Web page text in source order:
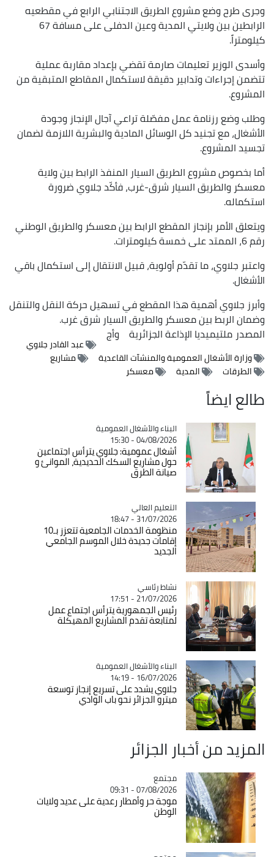
وجرى طرح وضع مشروع الطريق الاجتنابي الرابع في مقطعيه
الرابطين بين ولايتي المدية وعين الدفلى على مسافة 67
كيلومتراً.
وأسدى الوزير تعليمات صارمة تقضي بإعداد مقاربة عملية
تتضمن إجراءات وتدابير دقيقة لاستكمال المقاطع المتبقية من
المشروع.
وطلب وضع رزنامة عمل مفصّلة تراعي آجال الإنجاز وجودة
الأشغال، مع تجنيد كل الوسائل المادية والبشرية اللازمة لضمان
تجسيد المشروع.
أما بخصوص مشروع الطريق السيار المنفذ الرابط بين ولاية
معسكر والطريق السيار شرق-غرب، فأكّد جلاوي ضرورة
استكماله.
ويتعلق الأمر بإنجاز المقطع الرابط بين معسكر والطريق الوطني
رقم 6، الممتد على خمسة كيلومترات.
واعتبر جلاوي، ما تقدّم أولوية، قبيل الانتقال إلى استكمال باقي
الأشغال.
وأبرز جلاوي أهمية هذا المقطع في تسهيل حركة النقل والتنقل
وضمان الربط بين معسكر والطريق السيار شرق غرب.
المصدرملتيميديا الإذاعة الجزائرية وأج
عبد القادر جلاوي
وزارة الأشغال العمومية والمنشآت القاعدية
مشاريع
الطرقات
المدية معسكر
طالع ايضاً
Catégorie
البناء والأشغال العمومية
04/08/2026 - 15:30
أشغال عمومية: جلاوي يترأس اجتماعين
حول مشاريع السكك الحديدية، الموانئ و
صيانة الطرق
Catégorie
التعليم العالي
31/07/2026 - 18:47
منظومة الخدمات الجامعية تتعزز بـ10
إقامات جديدة خلال الموسم الجامعي
الجديد
Catégorie
نشاط رئاسي
21/07/2026 - 17:51
رئيس الجمهورية يترأس اجتماع عمل
لمتابعة تقدم المشاريع المهيكلة
Catégorie
البناء والأشغال العمومية
16/07/2026 - 14:19
جلاوي يشدد على تسريع إنجاز توسعة
ميترو الجزائر نحو باب الوادي
المزيد من أخبار الجزائر
Catégorie
مجتمع
07/08/2026 - 09:31
موجة حر وأمطار رعدية على عديد ولايات
الوطن